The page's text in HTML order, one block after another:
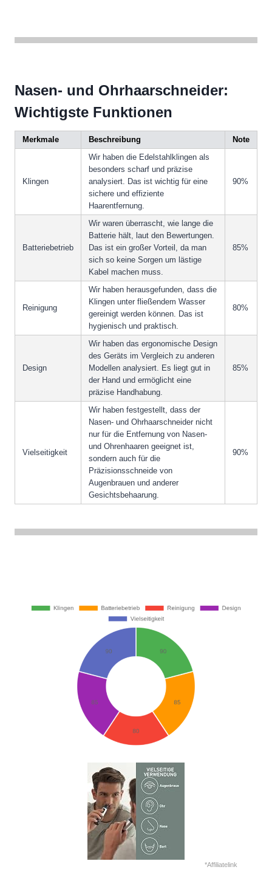
Nasen- und Ohrhaarschneider:
Wichtigste Funktionen
Merkmale Beschreibung Note
Klingen
Wir haben die Edelstahlklingen als
besonders scharf und präzise
analysiert. Das ist wichtig für eine
sichere und effiziente
Haarentfernung.
90%
Batteriebetrieb
Wir waren überrascht, wie lange die
Batterie hält, laut den Bewertungen.
Das ist ein großer Vorteil, da man
sich so keine Sorgen um lästige
Kabel machen muss.
85%
Reinigung
Wir haben herausgefunden, dass die
Klingen unter fließendem Wasser
gereinigt werden können. Das ist
hygienisch und praktisch.
80%
Design
Wir haben das ergonomische Design
des Geräts im Vergleich zu anderen
Modellen analysiert. Es liegt gut in
der Hand und ermöglicht eine
präzise Handhabung.
85%
Vielseitigkeit
Wir haben festgestellt, dass der
Nasen- und Ohrhaarschneider nicht
nur für die Entfernung von Nasen-
und Ohrenhaaren geeignet ist,
sondern auch für die
Präzisionsschneide von
Augenbrauen und anderer
Gesichtsbehaarung.
90%
*Affiliatelink